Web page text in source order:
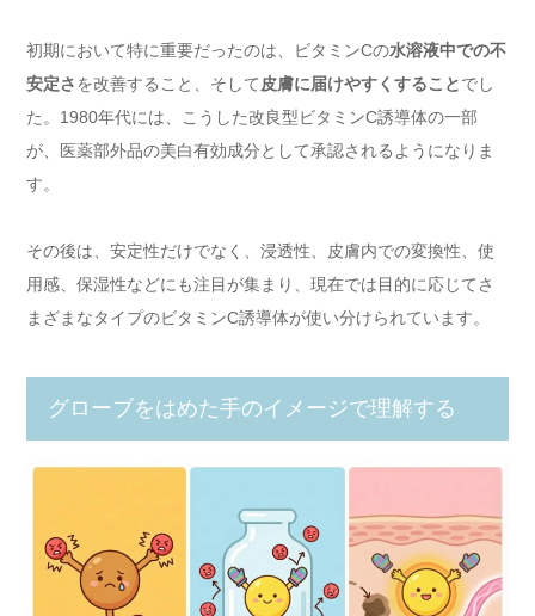
初期において特に重要だったのは、ビタミンCの水溶液中での不
安定さを改善すること、そして 皮膚に届けやすくすることでし
た。1980年代には、こうした改良型ビタミンC誘導体の一部
が、医薬部外品の美白有効成分として承認されるようになりま
す。
その後は、安定性だけでなく、浸透性、皮膚内での変換性、使
用感、保湿性などにも注目が集まり、現在では目的に応じてさ
まざまなタイプのビタミンC誘導体が使い分けられています。
グローブをはめた手のイメージで理解する